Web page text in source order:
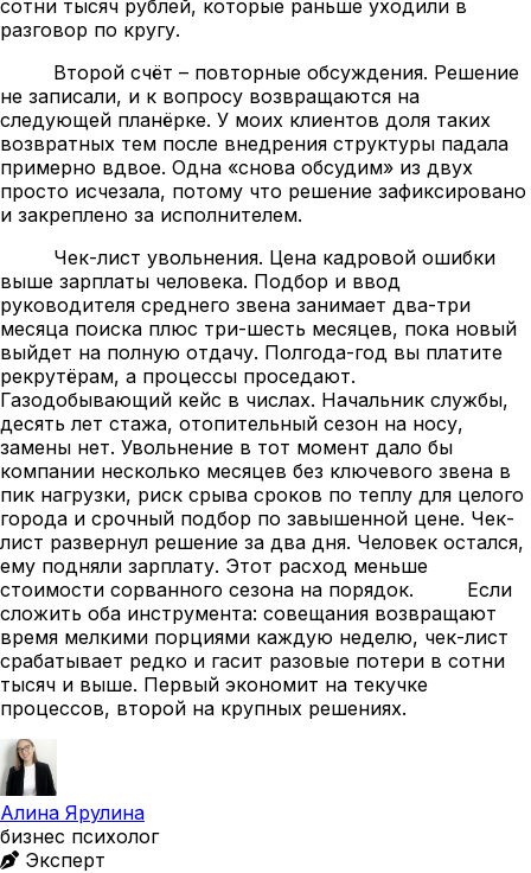
сотни тысяч рублей, которые раньше уходили в
разговор по кругу.
Второй счёт – повторные обсуждения. Решение
не записали, и к вопросу возвращаются на
следующей планёрке. У моих клиентов доля таких
возвратных тем после внедрения структуры падала
примерно вдвое. Одна «снова обсудим» из двух
просто исчезала, потому что решение зафиксировано
и закреплено за исполнителем.
Чек-лист увольнения. Цена кадровой ошибки
выше зарплаты человека. Подбор и ввод
руководителя среднего звена занимает два-три
месяца поиска плюс три-шесть месяцев, пока новый
выйдет на полную отдачу. Полгода-год вы платите
рекрутёрам, а процессы проседают.
Газодобывающий кейс в числах. Начальник службы,
десять лет стажа, отопительный сезон на носу,
замены нет. Увольнение в тот момент дало бы
компании несколько месяцев без ключевого звена в
пик нагрузки, риск срыва сроков по теплу для целого
города и срочный подбор по завышенной цене. Чек-
лист развернул решение за два дня. Человек остался,
ему подняли зарплату. Этот расход меньше
стоимости сорванного сезона на порядок. Если
сложить оба инструмента: совещания возвращают
время мелкими порциями каждую неделю, чек-лист
срабатывает редко и гасит разовые потери в сотни
тысяч и выше. Первый экономит на текучке
процессов, второй на крупных решениях.
Алина Ярулина
бизнес психолог
Эксперт